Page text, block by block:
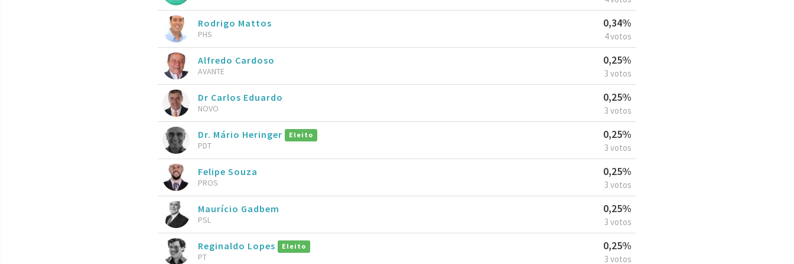
Rodrigo Mattos
PHS
0,34%
4 votos
Alfredo Cardoso
AVANTE
0,25%
3 votos
Dr Carlos Eduardo
NOVO
0,25%
3 votos
Dr. Mário Heringer Eleito
PDT
0,25%
3 votos
Felipe Souza
PROS
0,25%
3 votos
Maurício Gadbem
PSL
0,25%
3 votos
Reginaldo Lopes Eleito
PT
0,25%
3 votos